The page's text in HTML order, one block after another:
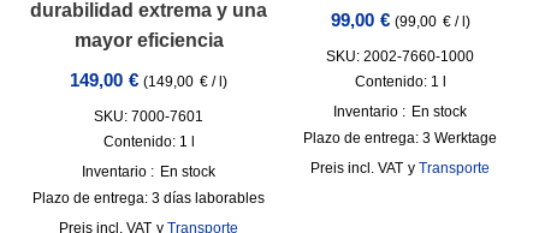
durabilidad extrema y una
mayor eficiencia
149,00 € (149,00 € / )
SKU: 7000-7601
Contenido: 1 l
Inventario : En stock
Plazo de entrega: 3 días laborables
incl. VAT y Transporte
99,00 € (99,00 €/ )
SKU: 2002-7660-1000
Contenido: 1 l
Inventario : En stock
Plazo de entrega: 3 Werktage
incl. VAT y Transporte